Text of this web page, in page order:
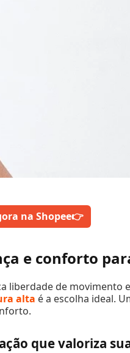
na Shopee👉
e conforto
liberdade de movimento
alta é a escolha ideal.
que valoriza